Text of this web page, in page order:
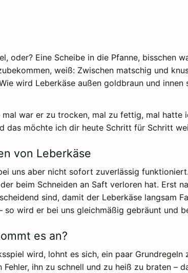
oder? Eine Scheibe in die Pfanne, bisschen
weiß: Zwischen matschig und
wird Leberkäse außen goldbraun und
mal war er zu trocken, mal zu fettig, mal
das möchte ich dir heute Schritt für Schritt
von Leberkäse
uns aber nicht sofort zuverlässig
beim Schneiden an Saft verloren hat. Erst
sind, damit der Leberkäse langsam
wird er bei uns gleichmäßig gebräunt und
es an?
wird, lohnt es sich, ein paar
Fehler, ihn zu schnell und zu heiß zu braten –